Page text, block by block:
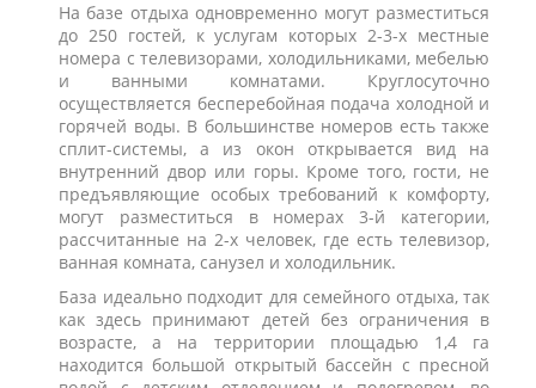
На базе отдыха одновременно могут разместиться
до 250 гостей, к услугам которых 2-3-х местные
номера с телевизорами, холодильниками, мебелью
и ванными комнатами. Круглосуточно
осуществляется бесперебойная подача холодной и
горячей воды. В большинстве номеров есть также
сплит-системы, а из окон открывается вид на
внутренний двор или горы. Кроме того, гости, не
предъявляющие особых требований к комфорту,
могут разместиться в номерах 3-й категории,
рассчитанные на 2-х человек, где есть телевизор,
ванная комната, санузел и холодильник.
База идеально подходит для семейного отдыха, так
как здесь принимают детей без ограничения в
возрасте, а на территории площадью 1,4 га
находится большой открытый бассейн с пресной